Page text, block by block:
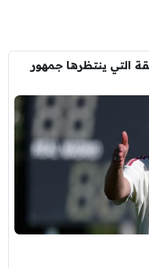
التي ينتظرها جمهور